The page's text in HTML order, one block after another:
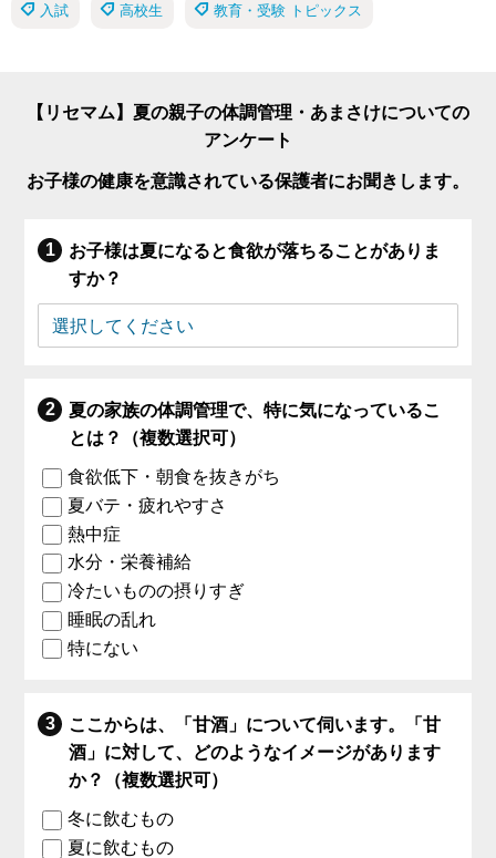
入試 高校生 教育・受験 トピックス
【リセマム】夏の親子の体調管理・あまさけについての
アンケート
お子様の健康を意識されている保護者にお聞きします。
お子様は夏になると食欲が落ちることがありま
すか？
夏の家族の体調管理で、特に気になっているこ
とは？（複数選択可）
食欲低下・朝食を抜きがち
夏バテ・疲れやすさ
熱中症
水分・栄養補給
冷たいものの摂りすぎ
睡眠の乱れ
特にない
ここからは、「甘酒」について伺います。「甘
酒」に対して、どのようなイメージがあります
か？（複数選択可）
冬に飲むもの
夏に飲むもの